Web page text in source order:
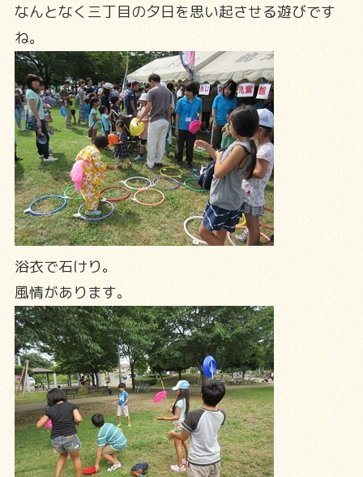
なんとなく三丁目の夕日を思い起させる遊びです
ね。
浴衣で石けり。
風情があります。